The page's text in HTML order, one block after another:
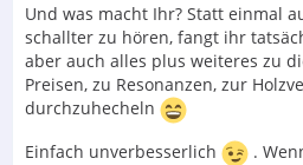
Und was macht Ihr? Statt einmal
schallter zu hören, fangt ihr
aber auch alles plus weiteres zu
Preisen, zu Resonanzen, zur
durchzuhecheln
Einfach unverbesserlich
.